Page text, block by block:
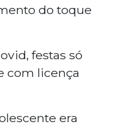
do toque
festas só
com licença
era